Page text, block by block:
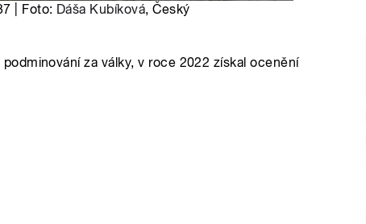
| Foto: Dáša Kubíková, Český
za války, v roce 2022 získal ocenění